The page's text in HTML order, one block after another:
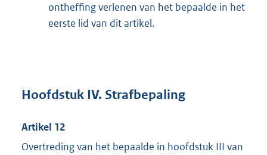
ontheffing verlenen van het bepaalde in het
eerste lid van dit artikel.
Hoofdstuk IV. Strafbepaling
Artikel 12
Overtreding van het bepaalde in hoofdstuk III van